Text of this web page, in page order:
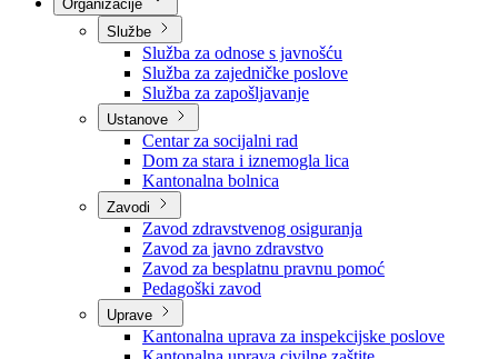
Nadležnosti
Sjednice Vlade
Službe
Služba za odnose s javnošću
Služba za zajedničke poslove
Služba za zapošljavanje
Ustanove
Centar za socijalni rad
Dom za stara i iznemogla lica
Kantonalna bolnica
Zavodi
Zavod zdravstvenog osiguranja
Zavod za javno zdravstvo
Zavod za besplatnu pravnu pomoć
Pedagoški zavod